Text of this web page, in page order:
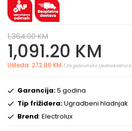
1,364.00 KM
1,091.20 KM
Ušteda: 272.80 KM ( Za gotovinsko i jednokratno
Garancija:5 godina
Tip frižidera:Ugradbeni hladnjak
Brend: Electrolux